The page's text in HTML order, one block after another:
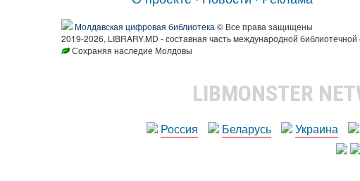
Молдавская цифровая библиотека © Все права защищены
2019-2026, LIBRARY.MD - составная часть международной
Сохраняя наследие Молдовы
LIBMONSTER
Россия Беларусь Украина